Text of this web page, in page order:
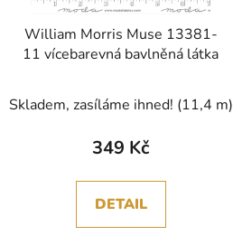
William Morris Muse 13381-
11 vícebarevná bavlněná látka
Skladem, zasíláme ihned! (11,4 m)
349 Kč
DETAIL